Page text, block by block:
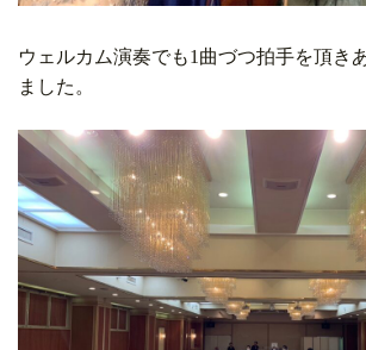
ウェルカム演奏でも1曲づつ拍手を頂き
ました。